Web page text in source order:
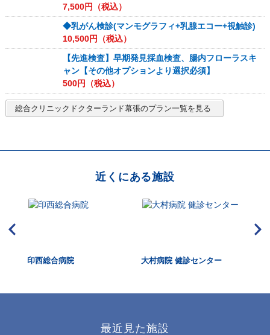
7,500円（税込）
◆乳がん検診(マンモグラフィ+乳腺エコー+視触診)
10,500円（税込）
【先進検査】早期発見採血検査、腸内フローラスキ
ャン【その他オプションより選択必須】
500円（税込）
総合クリニックドクターランド幕張のプラン一覧を見る
近くにある施設
印西総合病院 大村病院 健診センター
最近見た施設